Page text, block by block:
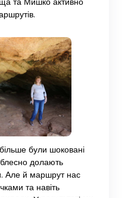
та Мишко активно
були шоковані
долають
Але й маршрут нас
та навіть